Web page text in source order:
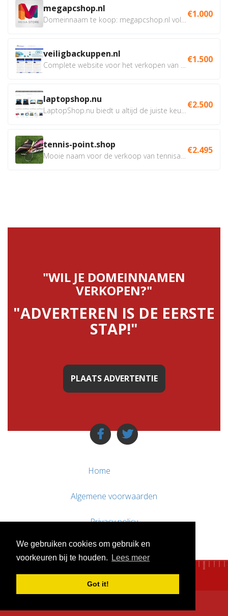
We gebruiken cookies om gebruik en
voorkeuren bij te houden.
Lees meer
Got it!
megapcshop.nl €1.000
veiligbackuppen.nl €1.500
laptopshop.nu €2.500
tennis-point.shop €2.495
"WIL JE DOMEINNAMEN
VERKOPEN?"
"ADVERTEREN IS DE EERSTE
STAP!"
PLAATS ADVERTENTIE
Home
Algemene voorwaarden
Privacy policy
Contact / Support